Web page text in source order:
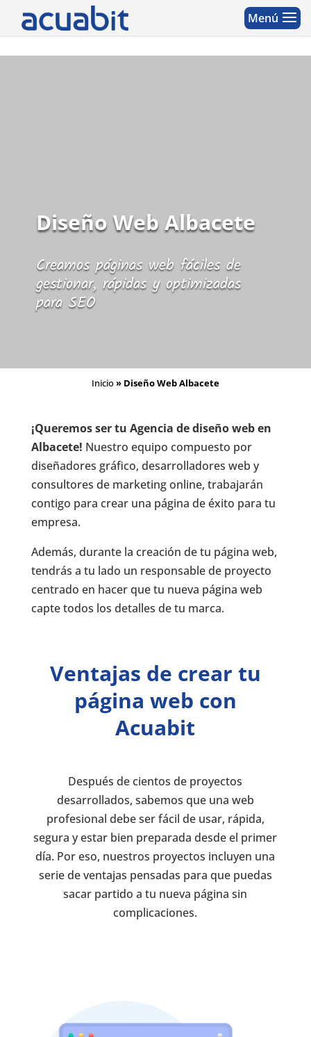
Diseño Web Albacete
Creamos páginas web fáciles de
gestionar, rápidas y optimizadas
para SEO
Inicio» Diseño Web Albacete
¡Queremos ser tu Agencia de diseño web en
Albacete! Nuestro equipo compuesto por
diseñadores gráfico, desarrolladores web y
consultores de marketing online, trabajarán
contigo para crear una página de éxito para tu
empresa.
Además, durante la creación de tu página web,
tendrás a tu lado un responsable de proyecto
centrado en hacer que tu nueva página web
capte todos los detalles de tu marca.
Ventajas de crear tu
página web con
Acuabit
Después de cientos de proyectos
desarrollados, sabemos que una web
profesional debe ser fácil de usar, rápida,
segura y estar bien preparada desde el primer
día. Por eso, nuestros proyectos incluyen una
serie de ventajas pensadas para que puedas
sacar partido a tu nueva página sin
complicaciones.